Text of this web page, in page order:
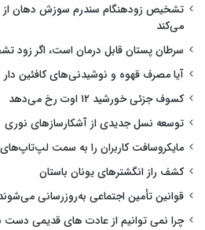
تشخیص زودهنگام سندرم سوزش دهان از
می‌کند
سرطان پستان قابل درمان است، اگر زود
آیا مصرف قهوه و نوشیدنی‌های کافئین
کسوف جزئی خورشید ۱۲ اوت رخ می‌دهد
توسعه نسل جدیدی از آشکارسازهای نوری
مایکروسافت کاربران را به سمت
کشف راز انگشترهای یونان باستان
قوانین تأمین اجتماعی به‌روزرسانی
چرا نمی توانیم از عادت های قدیمی دست